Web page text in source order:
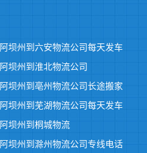
阿坝州到六安物流公司每天发车
阿坝州到淮北物流公司
阿坝州到亳州物流公司长途搬家
阿坝州到芜湖物流公司每天发车
阿坝州到桐城物流
阿坝州到滁州物流公司专线电话